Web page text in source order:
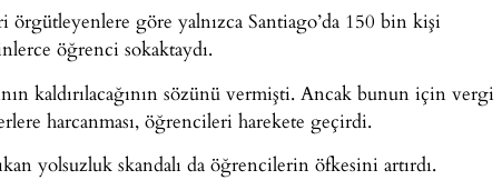
örgütleyenlere göre yalnızca Santiago’da 150 bin kişi
öğrenci sokaktaydı.
kaldırılacağının sözünü vermişti. Ancak bunun için vergi
harcanması, öğrencileri harekete geçirdi.
yolsuzluk skandalı da öğrencilerin öfkesini artırdı.